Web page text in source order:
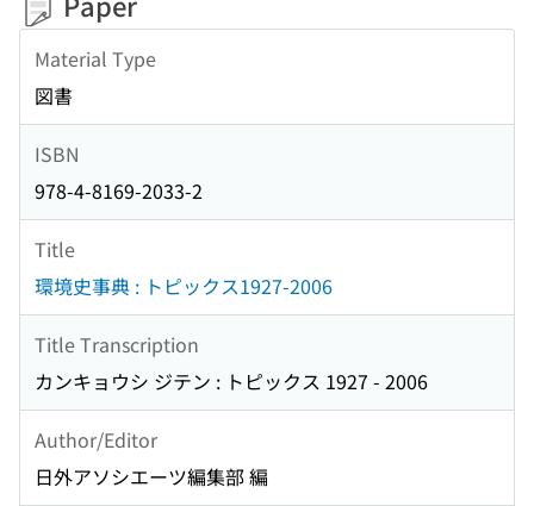
Material Type
図書
ISBN
978-4-8169-2033-2
Title
環境史事典 : トピックス1927-2006
Title Transcription
カンキョウシ ジテン : トピックス 1927 - 2006
Author/Editor
日外アソシエーツ編集部 編